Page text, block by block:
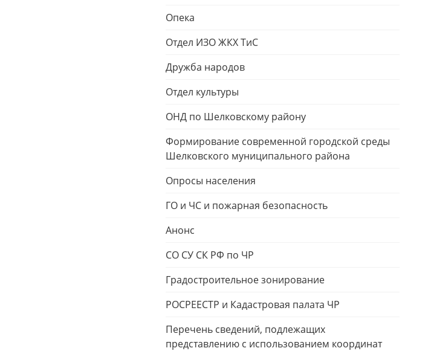
Опека
Отдел ИЗО ЖКХ ТиС
Дружба народов
Отдел культуры
ОНД по Шелковскому району
Формирование современной городской среды
Шелковского муниципального района
Опросы населения
ГО и ЧС и пожарная безопасность
Анонс
СО СУ СК РФ по ЧР
Градостроительное зонирование
РОСРЕЕСТР и Кадастровая палата ЧР
Перечень сведений, подлежащих
представлению с использованием координат